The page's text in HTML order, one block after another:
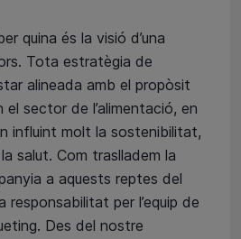
quina és la visió d’una
Tota estratègia de
alineada amb el propòsit
el sector de l’alimentació, en
influint molt la sostenibilitat,
salut. Com traslladem la
a aquests reptes del
responsabilitat per l’equip de
Des del nostre